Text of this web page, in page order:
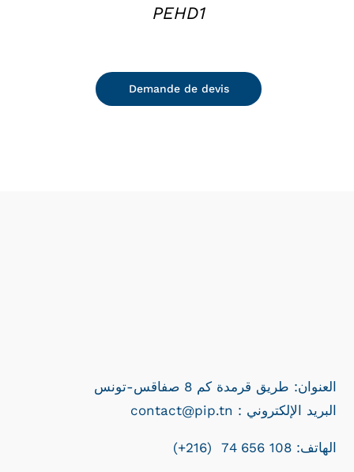
PEHD1
Demande de devis
العنوان: طريق قرمدة كم 8 صفاقس-تونس
contact@pip.tn : البريد الإلكتروني
الهاتف: 108 656 74 (216+)